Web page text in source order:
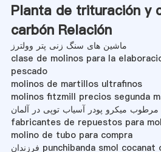
Planta de trituración y
carbón Relación
ماشین های سنگ زنی پتر وولترز
clase de molinos para la
pescado
molinos de martillos ultrafinos
molinos fitzmill precios segunda
میکرو پودر آسیاب توپی در آلمان
fabricantes de repuestos para
molino de tubo para compra